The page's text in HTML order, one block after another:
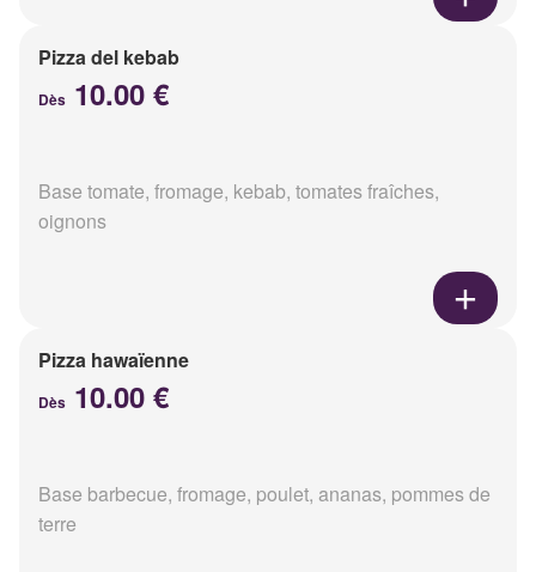
Pizza del kebab
Dès 10.00 €
Base tomate, fromage, kebab, tomates fraîches,
oignons
Pizza hawaïenne
Dès 10.00 €
Base barbecue, fromage, poulet, ananas, pommes de
terre